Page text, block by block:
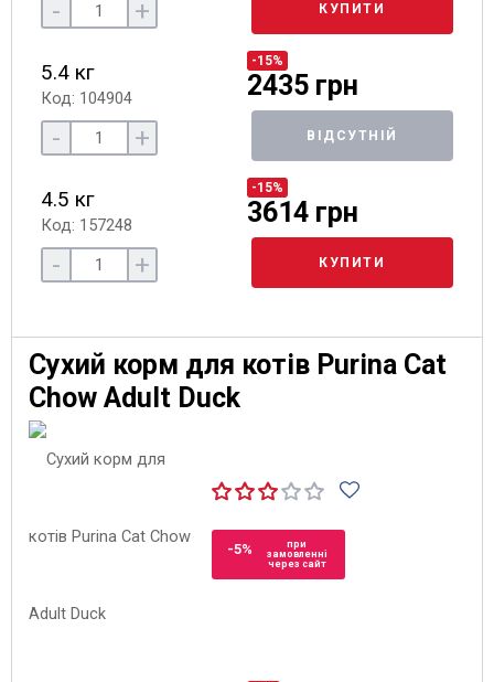
- + КУПИТИ
5.4 кг
Код: 104904
-15%
2435 грн
- + ВІДСУТНІЙ
4.5 кг
Код: 157248
-15%
3614 грн
- + КУПИТИ
Сухий корм для котів Purina Cat
Chow Adult Duck
-5%
при
замовленні
через сайт